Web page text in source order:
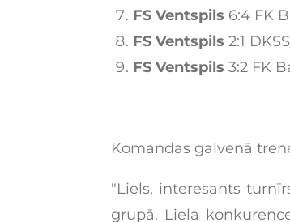
FS Ventspils 6:4 FK
FS Ventspils 2:1
FS Ventspils 3:2 FK
Komandas galvenā
"Liels, interesants
grupā. Liela